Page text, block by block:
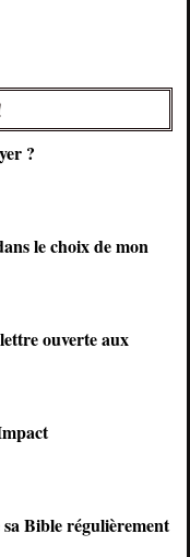
?
le choix de mon
ouverte aux
Bible régulièrement